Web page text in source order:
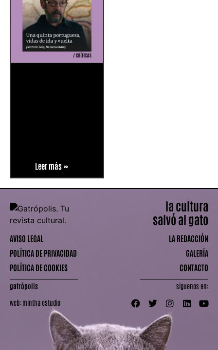
Leer más »
AVISO LEGAL
POLÍTICA DE PRIVACIDAD
POLÍTICA DE COOKIES
gatrópolis
web: mintha estudio
la cultura
salvó al gato
LA REDACCIÓN
GALERÍA
CONTACTO
síguenos en: